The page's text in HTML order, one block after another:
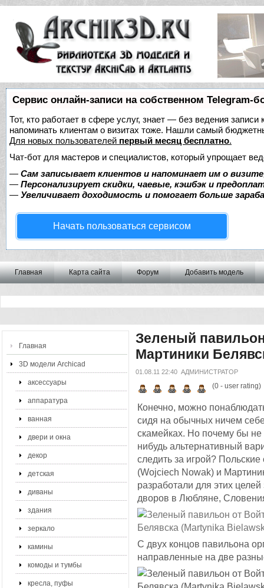
Сервис онлайн-записи на собственном Telegram-
Тот, кто работает в сфере услуг, знает — без ведения
напоминать клиентам о визитах тоже. Нашли самый
Для новых пользователей первый месяц бесплатно.
Чат-бот для мастеров и специалистов, который упрощает
— Сам записывает клиентов и напоминает им о
— Персонализирует скидки, чаевые, кэшбэк и
— Увеличивает доходимость и помогает больше
Начать пользоваться сервисом
Главная Карта сайта Форум Добавить модель
Главная
3D модели Archicad
аксессуары
аппаратура
ванная
двери и окна
декор
детская
диваны
здания
зеркало
камины
комоды и тумбы
кресла, пуфы
Зеленый
Мартиники
01.08.11 22:40 АДМИНИСТРАТОР
(0- user rating)
Конечно, можно
сидя на обычных ничем
скамейках. Но почему бы не
нибудь альтернативный
следить за игрой?
(Wojciech Nowak) и
разработали для этих
дворов в Любляне,
С двух концов павильона
направленные на две